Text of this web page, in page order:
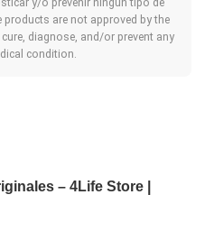
are not approved by the
diagnose, and/or prevent any
condition.
– 4Life Store |